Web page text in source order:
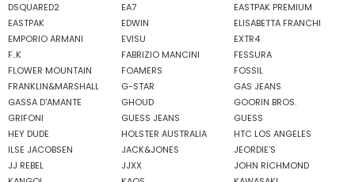
DSQUARED2
EA7
EASTPAK PREMIUM
EASTPAK
EDWIN
ELISABETTA FRANCHI
EMPORIO ARMANI
EVISU
EXTR4
F..K
FABRIZIO MANCINI
FESSURA
FLOWER MOUNTAIN
FOAMERS
FOSSIL
FRANKLIN&MARSHALL
G-STAR
GAS JEANS
GASSA D'AMANTE
GHOUD
GOORIN BROS.
GRIFONI
GUESS JEANS
GUESS
HEY DUDE
HOLSTER AUSTRALIA
HTC LOS ANGELES
ILSE JACOBSEN
JACK&JONES
JEORDIE'S
JJ REBEL
JJXX
JOHN RICHMOND